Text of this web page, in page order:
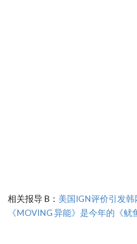
相关报导 B： 美国IGN评价引发韩
《MOVING 异能》是今年的《鱿